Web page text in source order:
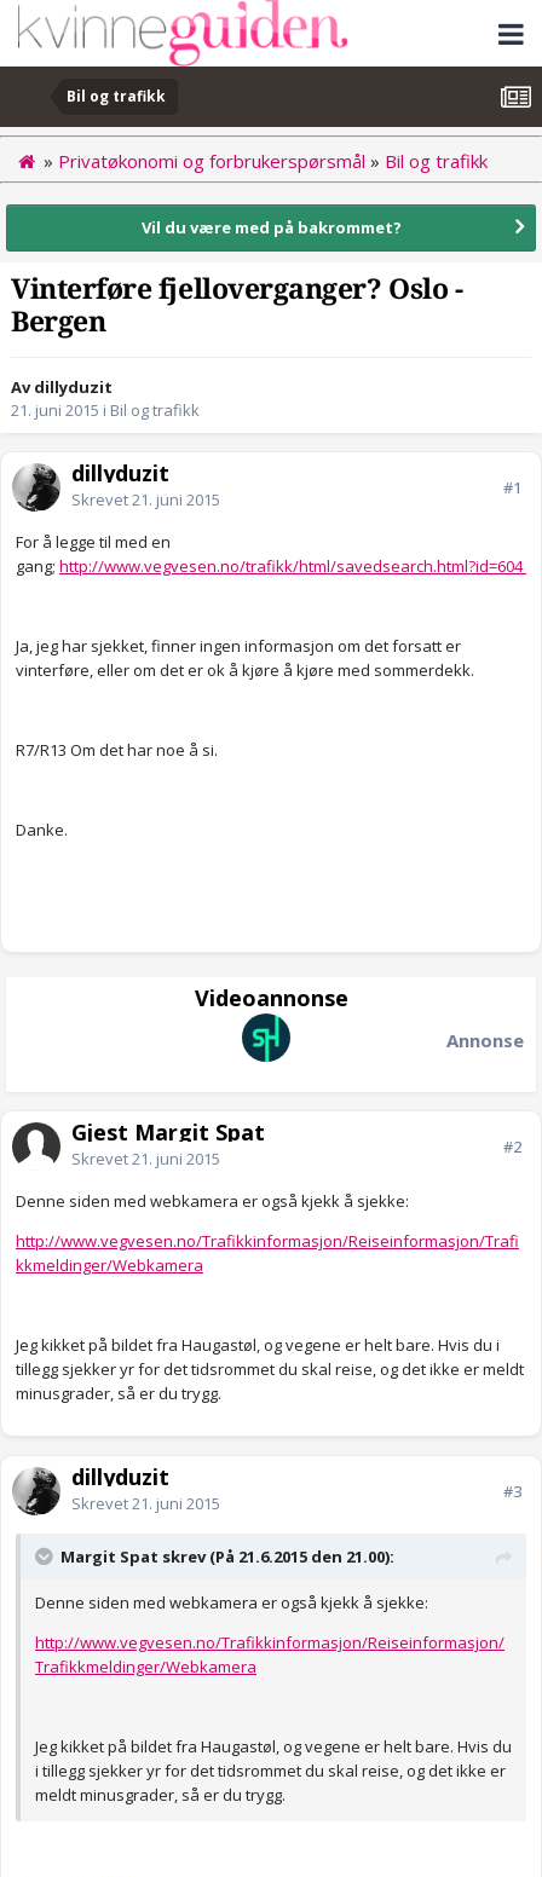
Bil og trafikk
» Privatøkonomi og forbrukerspørsmål » Bil og trafikk
Vil du være med på bakrommet?
Vinterføre fjelloverganger? Oslo -
Bergen
Av dillyduzit
21. juni 2015 i Bil og trafikk
dillyduzit
Skrevet21. juni 2015
#1
For å legge til med en
gang; http://www.vegvesen.no/trafikk/html/savedsearch.html?id=604
Ja, jeg har sjekket, finner ingen informasjon om det forsatt er
vinterføre, eller om det er ok å kjøre å kjøre med sommerdekk.
R7/R13 Om det har noe å si.
Danke.
Videoannonse
Annonse
Gjest Margit Spat
Skrevet21. juni 2015
#2
Denne siden med webkamera er også kjekk å sjekke:
http://www.vegvesen.no/Trafikkinformasjon/Reiseinformasjon/Trafi
kkmeldinger/Webkamera
Jeg kikket på bildet fra Haugastøl, og vegene er helt bare. Hvis du i
tillegg sjekker yr for det tidsrommet du skal reise, og det ikke er meldt
minusgrader, så er du trygg.
dillyduzit
Skrevet21. juni 2015
#3
Margit Spat skrev (På 21.6.2015 den 21.00):
Denne siden med webkamera er også kjekk å sjekke:
http://www.vegvesen.no/Trafikkinformasjon/Reiseinformasjon/
Trafikkmeldinger/Webkamera
Jeg kikket på bildet fra Haugastøl, og vegene er helt bare. Hvis du
i tillegg sjekker yr for det tidsrommet du skal reise, og det ikke er
meldt minusgrader, så er du trygg.